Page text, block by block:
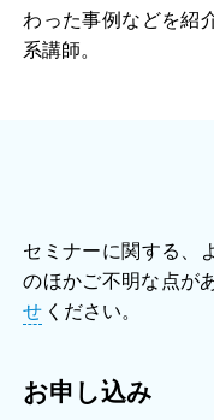
わった事例などを紹
系講師。
セミナーに関する、
のほかご不明な点が
せ ください。
お申し込み